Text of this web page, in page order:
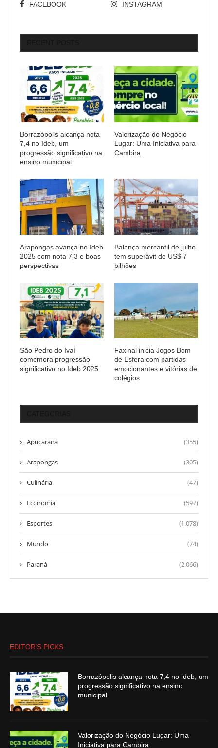
FACEBOOK INSTAGRAM
Borrazópolis alcança nota
7,4 no Ideb, um
progressão significativo na
ensino municipal
Valorização do Negócio
Lugar: Uma Iniciativa para
Cambira
Arapongas avança no Ideb
2025 com nota 7,3 e boas
perspectivas
Balança mercantil de julho
tem superávit de US$ 7
bilhões
São Pedro do Ivaí
comemora progressão
significativo no Ideb 2025
Faxinal inicia Jogos Bom
de Esfera com partidas
emocionantes e vitórias de
colégios
Apucarana (355)
Arapongas (305)
Culinária (47)
Economia (597)
Esportes (1.078)
Mundo (74)
Paraná (2.066)
EDITOR’S PICKS
Borrazópolis alcança nota 7,4 no Ideb, um
progressão significativo na ensino
municipal
Valorização do Negócio Lugar: Uma
Iniciativa para Cambira